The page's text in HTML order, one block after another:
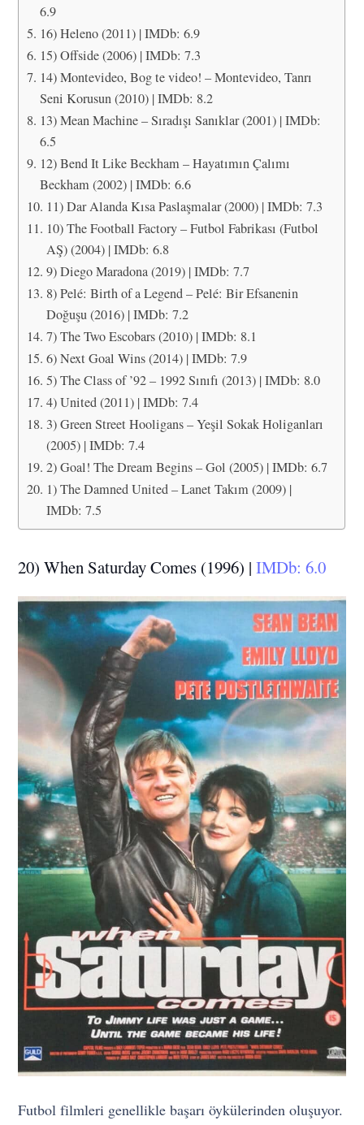
6.9
16) Heleno (2011) | IMDb: 6.9
15) Offside (2006) | IMDb: 7.3
14) Montevideo, Bog te video! – Montevideo, Tanrı
Seni Korusun (2010) | IMDb: 8.2
13) Mean Machine – Sıradışı Sanıklar (2001) | IMDb:
6.5
12) Bend It Like Beckham – Hayatımın Çalımı
Beckham (2002) | IMDb: 6.6
11) Dar Alanda Kısa Paslaşmalar (2000) | IMDb: 7.3
10) The Football Factory – Futbol Fabrikası (Futbol
AŞ) (2004) | IMDb: 6.8
9) Diego Maradona (2019) | IMDb: 7.7
8) Pelé: Birth of a Legend – Pelé: Bir Efsanenin
Doğuşu (2016) | IMDb: 7.2
7) The Two Escobars (2010) | IMDb: 8.1
6) Next Goal Wins (2014) | IMDb: 7.9
5) The Class of ’92 – 1992 Sınıfı (2013) | IMDb: 8.0
4) United (2011) | IMDb: 7.4
3) Green Street Hooligans – Yeşil Sokak Holiganları
(2005) | IMDb: 7.4
2) Goal! The Dream Begins – Gol (2005) | IMDb: 6.7
1) The Damned United – Lanet Takım (2009) |
IMDb: 7.5
20) When Saturday Comes (1996) |IMDb: 6.0
Futbol filmleri genellikle başarı öykülerinden oluşuyor.